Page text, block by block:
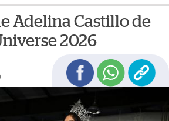
Adelina Castillo de
2026